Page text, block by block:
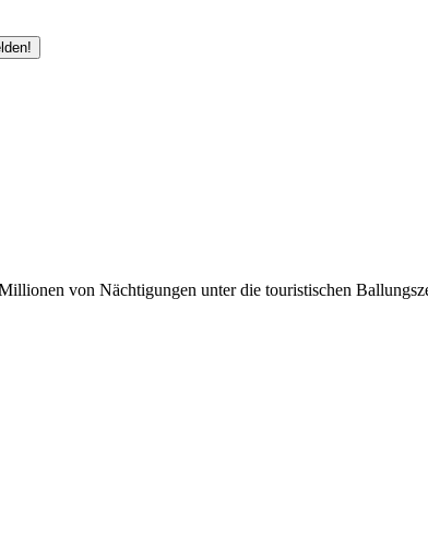
von Nächtigungen unter die touristischen